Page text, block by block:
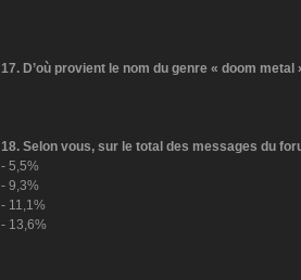
17. D’où provient le nom du genre « doom metal
18. Selon vous, sur le total des messages du
- 5,5%
- 9,3%
- 11,1%
- 13,6%